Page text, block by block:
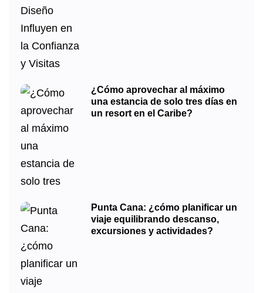
¿Cómo aprovechar al máximo
una estancia de solo tres días en
un resort en el Caribe?
Punta Cana: ¿cómo planificar un
viaje equilibrando descanso,
excursiones y actividades?